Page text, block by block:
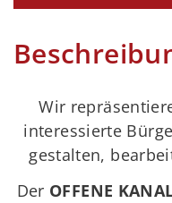
Wir
interessierte
gestalten,
Der OFFENE